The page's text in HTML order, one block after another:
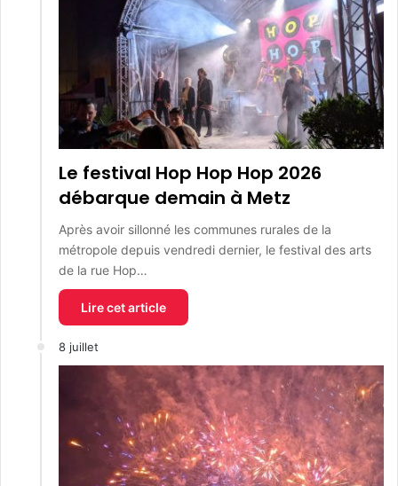
Le festival Hop Hop Hop 2026
débarque demain à Metz
Après avoir sillonné les communes rurales de la
métropole depuis vendredi dernier, le festival des arts
de la rue Hop…
Lire cet article
8 juillet